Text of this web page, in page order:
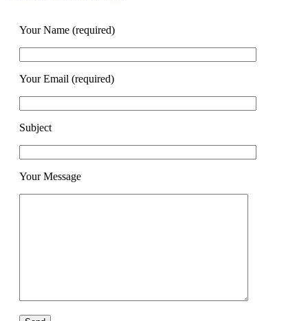
Your Name (required)
Your Email (required)
Subject
Your Message